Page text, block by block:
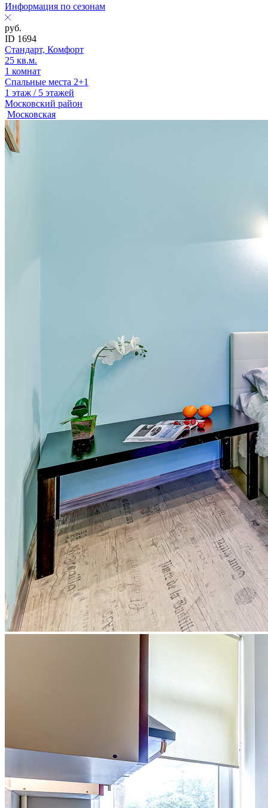
Информация по сезонам
руб.
ID 1694
Стандарт, Комфорт
25 кв.м.
1 комнат
Спальные места 2+1
1 этаж / 5 этажей
Московский район
Московская